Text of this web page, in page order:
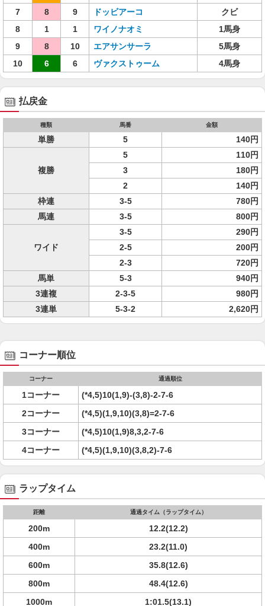
7
8 9 ドッビアーコ
クビ
8
1 1 ワイノナオミ
1馬身
9
8 10 エアサンサーラ
5馬身
10
6 6 ヴァクストゥーム 4馬身
払戻金
種類 馬番 金額
単勝 5 140円
複勝
5
110円
3
180円
2
140円
枠連
3-5
780円
馬連
3-5 800円
ワイド
3-5
290円
2-5
200円
2-3
720円
馬単
5-3
940円
3連複
2-3-5
980円
3連単
5-3-2 2,620円
コーナー順位
コーナー 通過順位
1コーナー
(*4,5)10(1,9)-(3,8)-2-7-6
2コーナー
(*4,5)(1,9,10)(3,8)=2-7-6
3コーナー
(*4,5)10(1,9)8,3,2-7-6
4コーナー
(*4,5)(1,9,10)(3,8,2)-7-6
ラップタイム
距離 通過タイム（ラップタイム）
200m
12.2(12.2)
400m
23.2(11.0)
600m
35.8(12.6)
800m
48.4(12.6)
1000m
1:01.5(13.1)